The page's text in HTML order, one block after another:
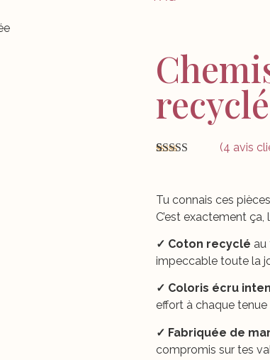
client
(4 avis
Tu connais ces
C’est exactement
✓ Coton recyclé au
impeccable toute la
✓ Coloris écru
effort à chaque tenue
✓ Fabriquée de
compromis sur tes